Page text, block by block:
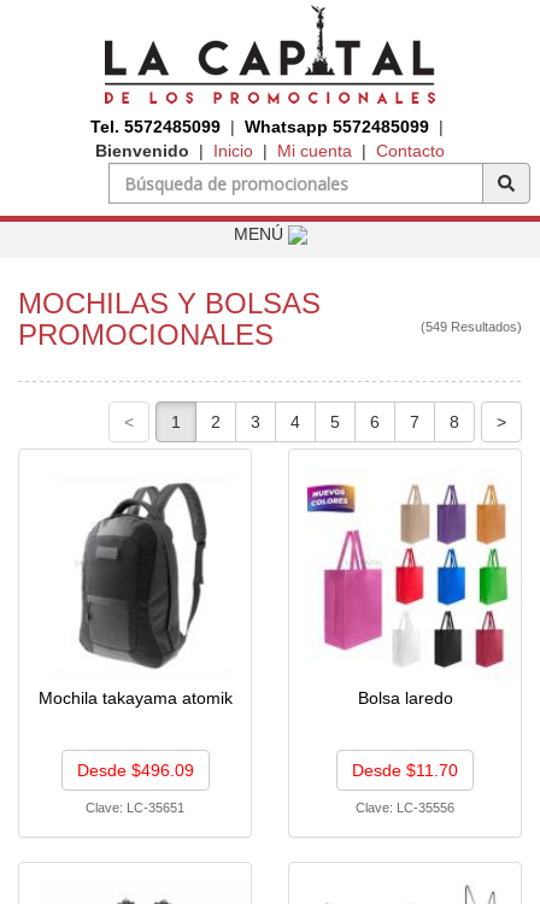
Tel. 5572485099 |Whatsapp 5572485099 |
Bienvenido | Inicio| Mi cuenta | Contacto
MENÚ
MOCHILAS Y BOLSAS
PROMOCIONALES
(549 Resultados)
Mochila takayama atomik
Desde $496.09
Clave: LC-35651
Bolsa laredo
Desde $11.70
Clave: LC-35556